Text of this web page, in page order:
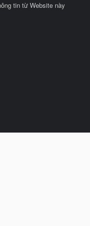
tin từ Website này